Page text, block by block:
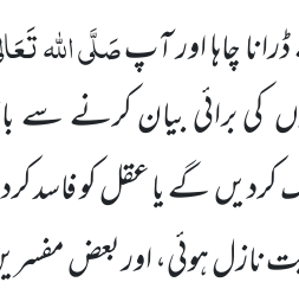
چاہا اور آپصَلَّی اللہ
کی برائی بیان کرنے
کردیںگے یا عقل کو فاسد
نازل ہوئی، اور بعض